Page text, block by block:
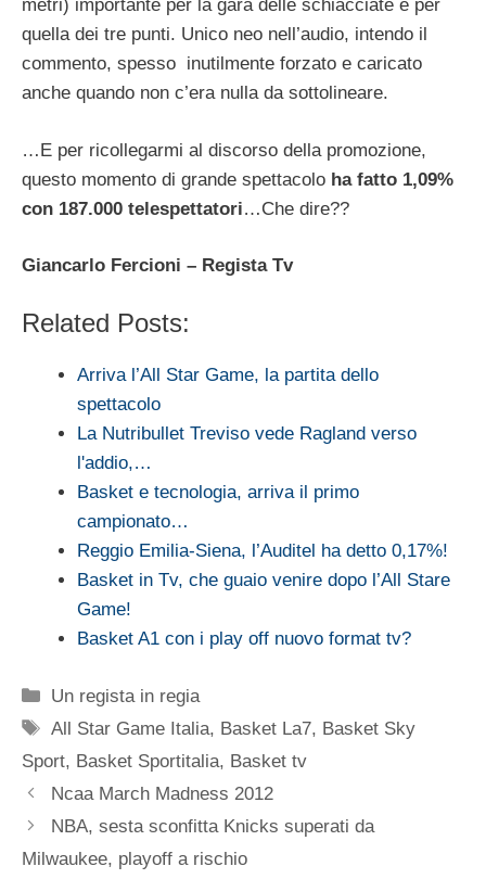
metri) importante per la gara delle schiacciate e per
quella dei tre punti. Unico neo nell’audio, intendo il
commento, spesso inutilmente forzato e caricato
anche quando non c’era nulla da sottolineare.
…E per ricollegarmi al discorso della promozione,
questo momento di grande spettacolo ha fatto 1,09%
con 187.000 telespettatori…Che dire??
Giancarlo Fercioni – Regista Tv
Related Posts:
Arriva l’All Star Game, la partita dello
spettacolo
La Nutribullet Treviso vede Ragland verso
l'addio,…
Basket e tecnologia, arriva il primo
campionato…
Reggio Emilia-Siena, l’Auditel ha detto 0,17%!
Basket in Tv, che guaio venire dopo l’All Stare
Game!
Basket A1 con i play off nuovo format tv?
Categorie
Un regista in regia
Tag
All Star Game Italia, Basket La7, Basket Sky
Sport, Basket Sportitalia, Basket tv
Ncaa March Madness 2012
NBA, sesta sconfitta Knicks superati da
Milwaukee, playoff a rischio